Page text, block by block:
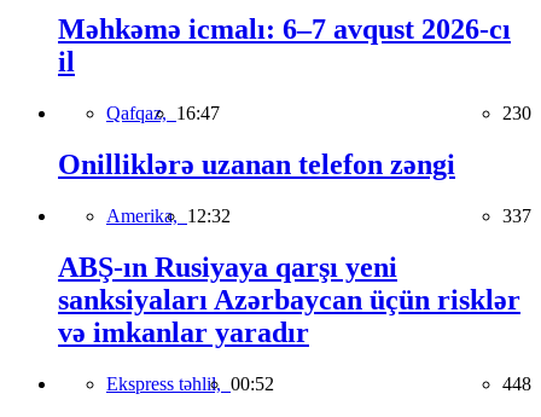
Məhkəmə icmalı: 6–7 avqust 2026-cı
il
Qafqaz, 16:47 230
Onilliklərə uzanan telefon zəngi
Amerika, 12:32 337
ABŞ-ın Rusiyaya qarşı yeni
sanksiyaları Azərbaycan üçün risklər
və imkanlar yaradır
Ekspress təhlil, 00:52 448